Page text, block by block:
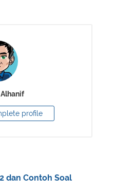
Alhanif
profile
dan Contoh Soal